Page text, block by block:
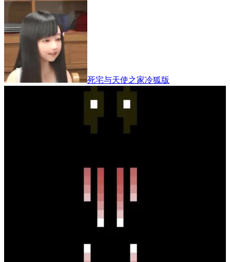
死宅与天使之家冷狐版